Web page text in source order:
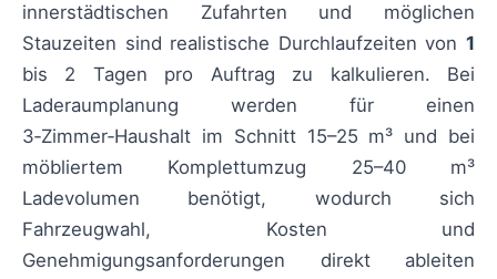
innerstädtischen Zufahrten und möglichen
Stauzeiten sind realistische Durchlaufzeiten von 1
bis 2 Tagen pro Auftrag zu kalkulieren. Bei
Laderaumplanung werden für einen
3‑Zimmer‑Haushalt im Schnitt 15–25 m³ und bei
möbliertem Komplettumzug 25–40 m³
Ladevolumen benötigt, wodurch sich
Fahrzeugwahl, Kosten und
Genehmigungsanforderungen direkt ableiten